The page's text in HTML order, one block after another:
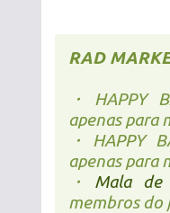
RAD
・HAPPY
apenas para
・HAPPY
apenas para
・ Mala de
membros do